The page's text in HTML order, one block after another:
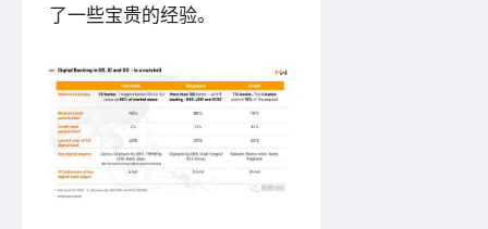
了一些宝贵的经验。